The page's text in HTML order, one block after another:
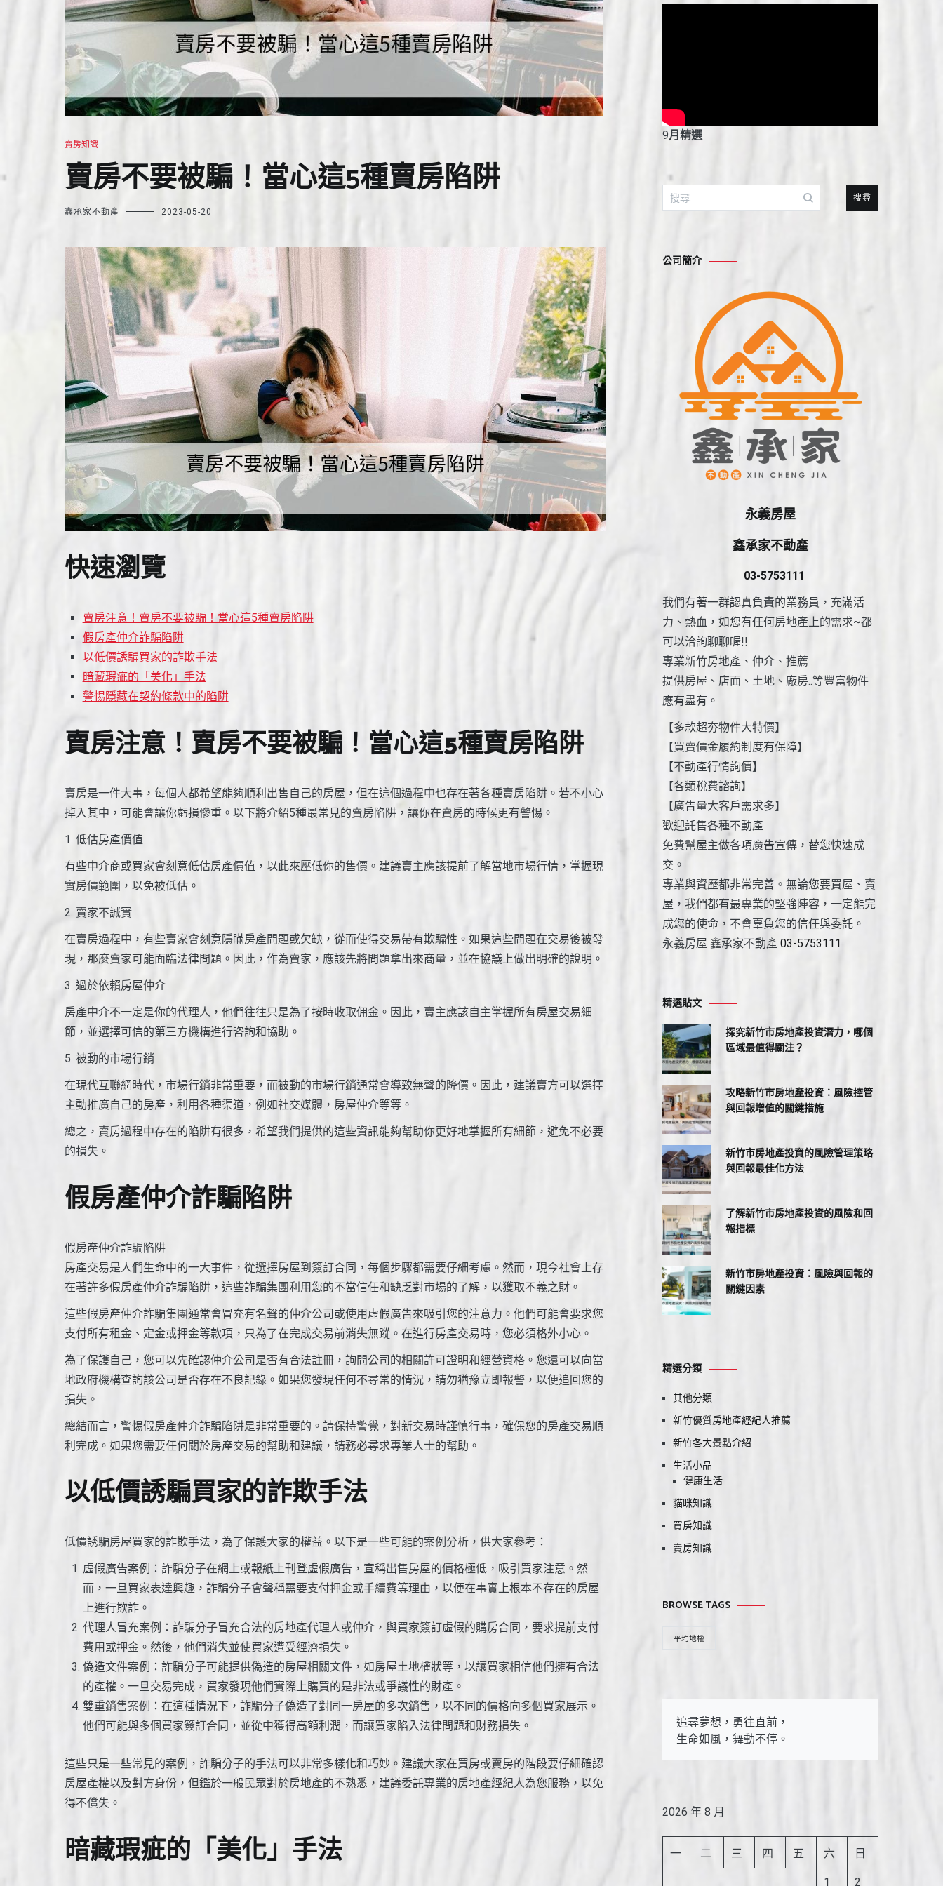
賣房知識
賣房不要被騙！當心這5種賣房陷阱
鑫承家不動產 2023-05-20
快速瀏覽
賣房注意！賣房不要被騙！當心這5種賣房陷阱
假房產仲介詐騙陷阱
以低價誘騙買家的詐欺手法
暗藏瑕疵的「美化」手法
警惕隱藏在契約條款中的陷阱
賣房注意！賣房不要被騙！當心這5種賣房陷阱
賣房是一件大事，每個人都希望能夠順利出售自己的房屋，但在這個過程中也存在著各種賣房陷阱。若不小心
掉入其中，可能會讓你虧損慘重。以下將介紹5種最常見的賣房陷阱，讓你在賣房的時候更有警惕。
1. 低估房產價值
有些中介商或買家會刻意低估房產價值，以此來壓低你的售價。建議賣主應該提前了解當地市場行情，掌握現
實房價範圍，以免被低估。
2. 賣家不誠實
在賣房過程中，有些賣家會刻意隱瞞房產問題或欠缺，從而使得交易帶有欺騙性。如果這些問題在交易後被發
現，那麼賣家可能面臨法律問題。因此，作為賣家，應該先將問題拿出來商量，並在協議上做出明確的說明。
3. 過於依賴房屋仲介
房產中介不一定是你的代理人，他們往往只是為了按時收取佣金。因此，賣主應該自主掌握所有房屋交易細
節，並選擇可信的第三方機構進行咨詢和協助。
5. 被動的市場行銷
在現代互聯網時代，市場行銷非常重要，而被動的市場行銷通常會導致無聲的降價。因此，建議賣方可以選擇
主動推廣自己的房產，利用各種渠道，例如社交媒體，房屋仲介等等。
總之，賣房過程中存在的陷阱有很多，希望我們提供的這些資訊能夠幫助你更好地掌握所有細節，避免不必要
的損失。
假房產仲介詐騙陷阱
假房產仲介詐騙陷阱
房產交易是人們生命中的一大事件，從選擇房屋到簽訂合同，每個步驟都需要仔細考慮。然而，現今社會上存
在著許多假房產仲介詐騙陷阱，這些詐騙集團利用您的不當信任和缺乏對市場的了解，以獲取不義之財。
這些假房產仲介詐騙集團通常會冒充有名聲的仲介公司或使用虛假廣告來吸引您的注意力。他們可能會要求您
支付所有租金、定金或押金等款項，只為了在完成交易前消失無蹤。在進行房產交易時，您必須格外小心。
為了保護自己，您可以先確認仲介公司是否有合法註冊，詢問公司的相關許可證明和經營資格。您還可以向當
地政府機構查詢該公司是否存在不良記錄。如果您發現任何不尋常的情況，請勿猶豫立即報警，以便追回您的
損失。
總結而言，警惕假房產仲介詐騙陷阱是非常重要的。請保持警覺，對新交易時謹慎行事，確保您的房產交易順
利完成。如果您需要任何關於房產交易的幫助和建議，請務必尋求專業人士的幫助。
以低價誘騙買家的詐欺手法
低價誘騙房屋買家的詐欺手法，為了保護大家的權益。以下是一些可能的案例分析，供大家參考：
虛假廣告案例：詐騙分子在網上或報紙上刊登虛假廣告，宣稱出售房屋的價格極低，吸引買家注意。然
而，一旦買家表達興趣，詐騙分子會聲稱需要支付押金或手續費等理由，以便在事實上根本不存在的房屋
上進行欺詐。
代理人冒充案例：詐騙分子冒充合法的房地產代理人或仲介，與買家簽訂虛假的購房合同，要求提前支付
費用或押金。然後，他們消失並使買家遭受經濟損失。
偽造文件案例：詐騙分子可能提供偽造的房屋相關文件，如房屋土地權狀等，以讓買家相信他們擁有合法
的產權。一旦交易完成，買家發現他們實際上購買的是非法或爭議性的財產。
雙重銷售案例：在這種情況下，詐騙分子偽造了對同一房屋的多次銷售，以不同的價格向多個買家展示。
他們可能與多個買家簽訂合同，並從中獲得高額利潤，而讓買家陷入法律問題和財務損失。
這些只是一些常見的案例，詐騙分子的手法可以非常多樣化和巧妙。建議大家在買房或賣房的階段要仔細確認
房屋產權以及對方身份，但鑑於一般民眾對於房地產的不熟悉，建議委託專業的房地產經紀人為您服務，以免
得不償失。
暗藏瑕疵的「美化」手法
9月精選
搜
尋
字:
公司簡介
永義房屋
鑫承家不動產
03-5753111
我們有著一群認真負責的業務員，充滿活
力、熱血，如您有任何房地產上的需求~都
可以洽詢聊聊喔!!
專業新竹房地產、仲介、推薦
提供房屋、店面、土地、廠房..等豐富物件
應有盡有。
【多款超夯物件大特價】
【買賣價金履約制度有保障】
【不動產行情詢價】
【各類稅費諮詢】
【廣告量大客戶需求多】
歡迎託售各種不動產
免費幫屋主做各項廣告宣傳，替您快速成
交。
專業與資歷都非常完善。無論您要買屋、賣
屋，我們都有最專業的堅強陣容，一定能完
成您的使命，不會辜負您的信任與委託。
永義房屋 鑫承家不動產 03-5753111
精選貼文
探究新竹市房地產投資潛力，哪個
區域最值得關注？
攻略新竹市房地產投資：風險控管
與回報增值的關鍵措施
新竹市房地產投資的風險管理策略
與回報最佳化方法
了解新竹市房地產投資的風險和回
報指標
新竹市房地產投資：風險與回報的
關鍵因素
精選分類
其他分類
新竹優質房地產經紀人推薦
新竹各大景點介紹
生活小品
健康生活
貓咪知識
買房知識
賣房知識
BROWSE TAGS
平均地權
追尋夢想，勇往直前，
生命如風，舞動不停。
2026 年 8 月
一 二 三 四 五 六 日
1 2